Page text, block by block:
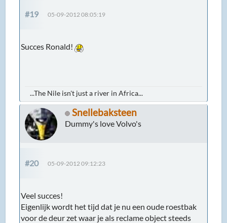
#19 05-09-2012 08:05:19
Succes Ronald!
...The Nile isn't just a river in Africa...
Snellebaksteen
Dummy's love Volvo's
#20 05-09-2012 09:12:23
Veel succes!
Eigenlijk wordt het tijd dat je nu een oude roestbak
voor de deur zet waar je als reclame object steeds